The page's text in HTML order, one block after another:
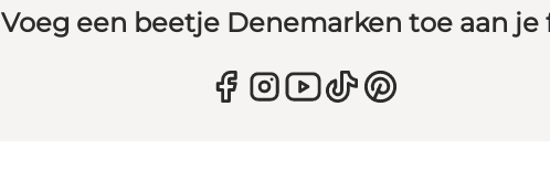
Voeg een beetje Denemarken toe aan je